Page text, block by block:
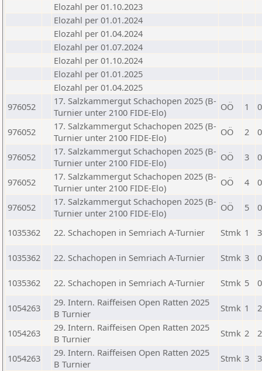
Elozahl per 01.10.2023
Elozahl per 01.01.2024
Elozahl per 01.04.2024
Elozahl per 01.07.2024
Elozahl per 01.10.2024
Elozahl per 01.01.2025
Elozahl per 01.04.2025
976052
17. Salzkammergut Schachopen 2025 (B-
Turnier unter 2100 FIDE-Elo)
OÖ 1
976052
17. Salzkammergut Schachopen 2025 (B-
Turnier unter 2100 FIDE-Elo)
OÖ 2
976052
17. Salzkammergut Schachopen 2025 (B-
Turnier unter 2100 FIDE-Elo)
OÖ 3
976052
17. Salzkammergut Schachopen 2025 (B-
Turnier unter 2100 FIDE-Elo)
OÖ 4
976052
17. Salzkammergut Schachopen 2025 (B-
Turnier unter 2100 FIDE-Elo)
OÖ 5
1035362 22. Schachopen in Semriach A-Turnier Stmk 1
1035362 22. Schachopen in Semriach A-Turnier Stmk 3
1035362 22. Schachopen in Semriach A-Turnier Stmk 5
1054263
29. Intern. Raiffeisen Open Ratten 2025
B Turnier
Stmk 1
1054263
29. Intern. Raiffeisen Open Ratten 2025
B Turnier
Stmk 2
1054263
29. Intern. Raiffeisen Open Ratten 2025
B Turnier
Stmk 3